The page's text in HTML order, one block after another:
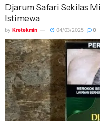
Djarum Safari Sekilas
Istimewa
by Kretekmin 04/03/2025 0